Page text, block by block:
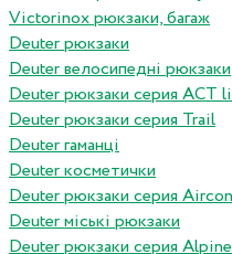
Victorinox рюкзаки, багаж
Deuter рюкзаки
Deuter велосипедні рюкзаки
Deuter рюкзаки серия ACT
Deuter рюкзаки серия Trail
Deuter гаманці
Deuter косметички
Deuter рюкзаки серия
Deuter міські рюкзаки
Deuter рюкзаки серия